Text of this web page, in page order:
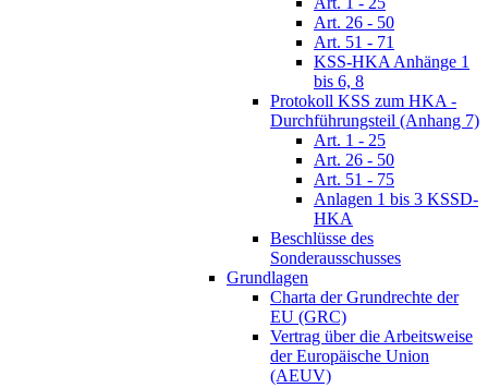
Art. 26 - 50
Art. 51 - 71
KSS-HKA Anhänge 1
bis 6, 8
Protokoll KSS zum HKA -
Durchführungsteil (Anhang 7)
Art. 1 - 25
Art. 26 - 50
Art. 51 - 75
Anlagen 1 bis 3 KSSD-
HKA
Beschlüsse des
Sonderausschusses
Grundlagen
Charta der Grundrechte der
EU (GRC)
Vertrag über die Arbeitsweise
der Europäische Union
(AEUV)